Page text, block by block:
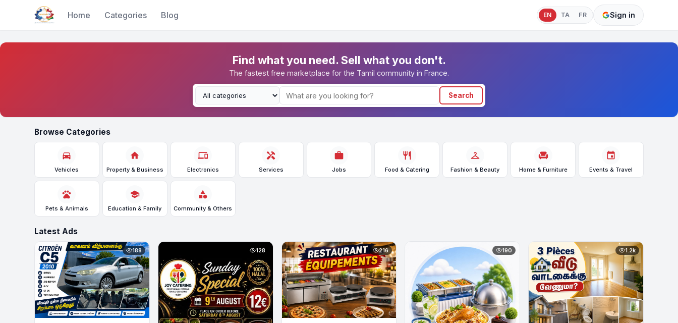
Home Categories Blog EN TA FR Sign in
Find what you need. Sell what you don't.
The fastest free marketplace for the Tamil community in France.
Search
Browse Categories
directions_car
Vehicles
home
Property & Business
devices
Electronics
handyman
Services
work
Jobs
restaurant
Food & Catering
checkroom
Fashion & Beauty
chair
Home & Furniture
event
Events & Travel
pets
Pets & Animals
school
Education & Family
category
Community & Others
Latest Ads
188 128 216 190 1.2k